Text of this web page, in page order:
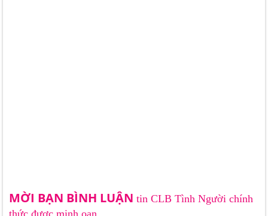
MỜI BẠN BÌNH LUẬN tin CLB Tình Người chính